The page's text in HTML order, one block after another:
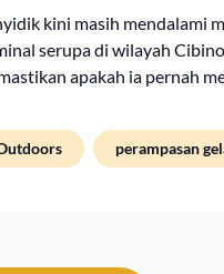
kini masih mendalami
serupa di wilayah
apakah ia pernah
perampasan